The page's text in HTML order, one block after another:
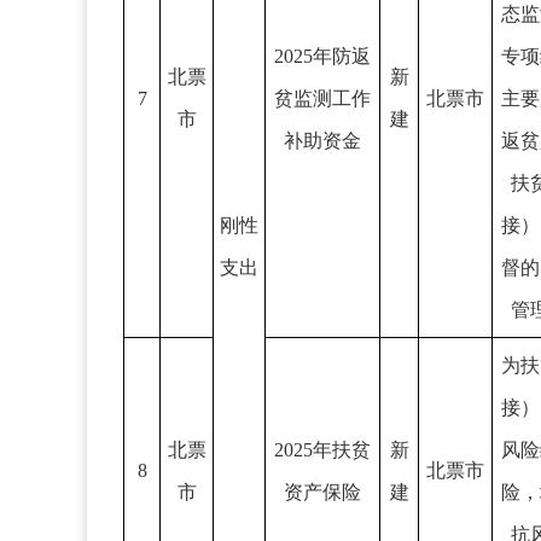
刚性
支出
7
北票
市
2025年防返
贫监测工作
补助资金
新
建
北票市
态
专
主
返
扶
接
督
管
8
北票
市
2025年扶贫
资产保险
新
建
北票市
为
接
风
险
抗